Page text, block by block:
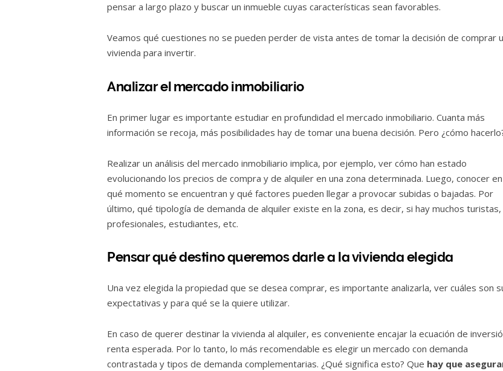
pensar a largo plazo y buscar un inmueble cuyas características sean favorables.
Veamos qué cuestiones no se pueden perder de vista antes de tomar la decisión de comprar
vivienda para invertir.
Analizar el mercado inmobiliario
En primer lugar es importante estudiar en profundidad el mercado inmobiliario. Cuanta más
información se recoja, más posibilidades hay de tomar una buena decisión. Pero ¿cómo
Realizar un análisis del mercado inmobiliario implica, por ejemplo, ver cómo han estado
evolucionando los precios de compra y de alquiler en una zona determinada. Luego, conocer en
qué momento se encuentran y qué factores pueden llegar a provocar subidas o bajadas. Por
último, qué tipología de demanda de alquiler existe en la zona, es decir, si hay muchos turistas,
profesionales, estudiantes, etc.
Pensar qué destino queremos darle a la vivienda elegida
Una vez elegida la propiedad que se desea comprar, es importante analizarla, ver cuáles son
expectativas y para qué se la quiere utilizar.
En caso de querer destinar la vivienda al alquiler, es conveniente encajar la ecuación de
renta esperada. Por lo tanto, lo más recomendable es elegir un mercado con demanda
contrastada y tipos de demanda complementarias. ¿Qué significa esto? Que hay que